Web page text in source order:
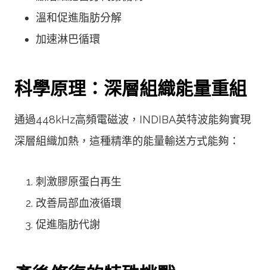
溫和促進脂肪分解
加速淋巴循環
科學原理：深層組織能量重組
通過448kHz高頻電磁波，INDIBA英特波能夠實現
深層組織加熱，這種精準的能量輸送方式能夠：
刺激膠原蛋白再生
改善局部血液循環
促進脂肪代謝